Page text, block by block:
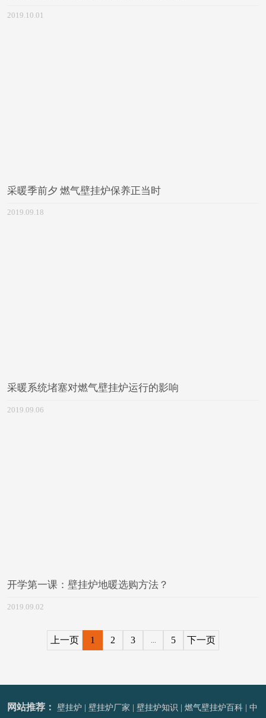
2019.10.01
采暖季前夕 燃气壁挂炉保养正当时
2019.09.18
采暖系统堵塞对燃气壁挂炉运行的影响
2019.09.06
开学第一课：壁挂炉地暖选购方法？
2019.09.02
上一页 1 2 3 ... 5 下一页
网站推荐： 壁挂炉 |壁挂炉厂家 |壁挂炉知识 |燃气壁挂炉百科 |中